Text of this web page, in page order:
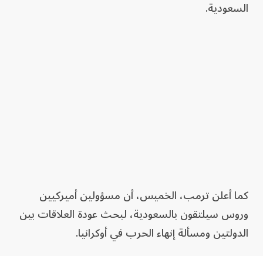
السعودية.
كما أعلن ترمب، الخميس، أن مسؤولين أميركيين
وروس سيلتقون بالسعودية، لبحث عودة العلاقات بين
الدولتين ومسألة إنهاء الحرب في أوكرانيا.